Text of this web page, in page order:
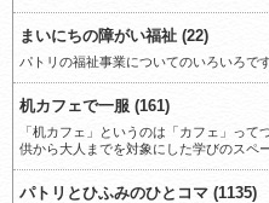
まいにちの障がい福祉 (22)
パトリの福祉事業についてのいろいろで
机カフェで一服 (161)
「机カフェ」というのは「カフェ」っ
供から大人までを対象にした学びのスペ
パトリとひふみのひとコマ (1135)